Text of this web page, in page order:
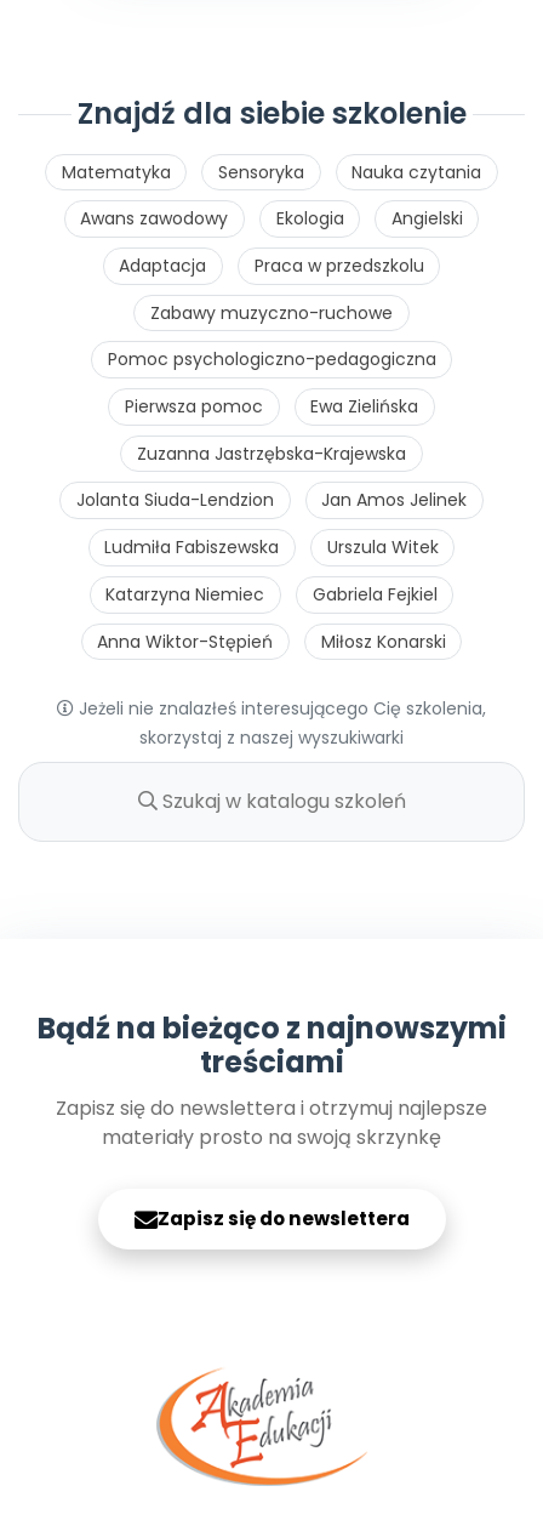
Znajdź dla siebie szkolenie
Matematyka Sensoryka
Nauka czytania
Awans zawodowy
Ekologia
Angielski
Adaptacja
Praca w przedszkolu
Zabawy muzyczno-ruchowe
Pomoc psychologiczno-pedagogiczna
Pierwsza pomoc
Ewa Zielińska
Zuzanna Jastrzębska-Krajewska
Jolanta Siuda-Lendzion
Jan Amos Jelinek
Ludmiła Fabiszewska
Urszula Witek
Katarzyna Niemiec
Gabriela Fejkiel
Anna Wiktor-Stępień
Miłosz Konarski
Jeżeli nie znalazłeś interesującego Cię szkolenia,
skorzystaj z naszej wyszukiwarki
Bądź na bieżąco z najnowszymi
treściami
Zapisz się do newslettera i otrzymuj najlepsze
materiały prosto na swoją skrzynkę
Zapisz się do newslettera